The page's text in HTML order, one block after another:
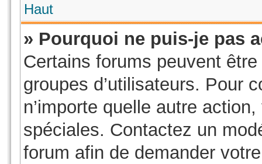
Haut
» Pourquoi ne puis-je pas
Certains forums peuvent
groupes d’utilisateurs. Pour
n’importe quelle autre
spéciales. Contactez un
forum afin de demander